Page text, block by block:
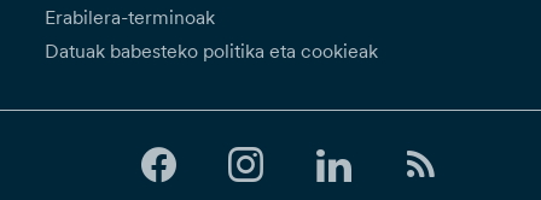
Erabilera-terminoak
Datuak babesteko politika eta cookieak